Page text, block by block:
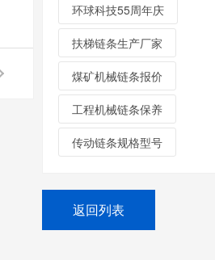
环球科技55周年庆
扶梯链条生产厂家
煤矿机械链条报价
工程机械链条保养
传动链条规格型号
返回列表